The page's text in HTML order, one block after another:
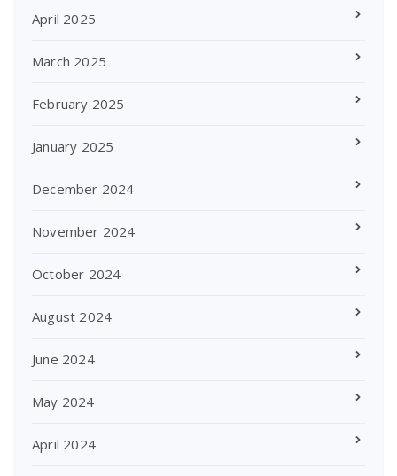
April 2025
March 2025
February 2025
January 2025
December 2024
November 2024
October 2024
August 2024
June 2024
May 2024
April 2024